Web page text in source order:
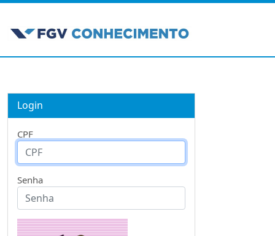
Login
CPF
Senha